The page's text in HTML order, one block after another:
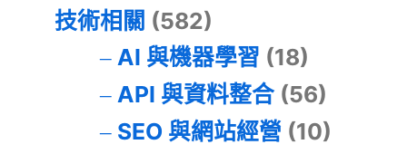
技術相關 (582)
AI 與機器學習 (18)
API 與資料整合(56)
SEO 與網站經營 (10)